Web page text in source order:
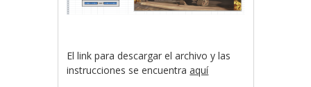
El link para descargar el archivo y las
instrucciones se encuentraaquí